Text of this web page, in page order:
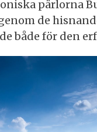
pärlorna
de
både för den